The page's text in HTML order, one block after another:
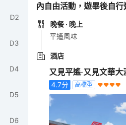
D2
D3
D4
D5
D6
內自由活動，遊畢後自
晚餐 · 晚上
平遙風味
酒店
又見平遙·又見文華大
4.7分 高檔型